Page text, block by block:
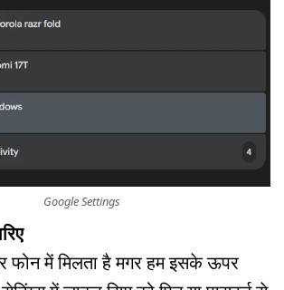
Google Settings
फोन में मिलता है मगर हम इसके ऊपर